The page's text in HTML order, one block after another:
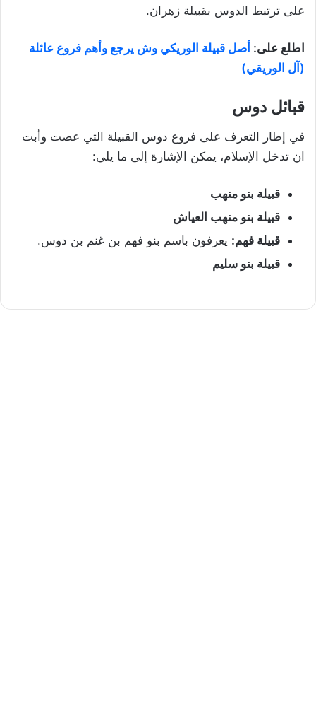
على ترتبط الدوس بقبيلة زهران.
اطلع على: أصل قبيلة الوريكي وش يرجع وأهم فروع عائلة
(آل الوريقي)
قبائل دوس
في إطار التعرف على فروع دوس القبيلة التي عصت وأبت
ان تدخل الإسلام، يمكن الإشارة إلى ما يلي:
قبيلة بنو منهب
قبيلة بنو منهب العياش
قبيلة فهم: يعرفون باسم بنو فهم بن غنم بن دوس.
قبيلة بنو سليم